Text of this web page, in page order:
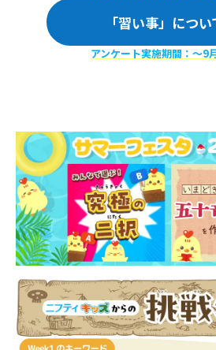
「習い事」につい
アンケート実施期間：〜9